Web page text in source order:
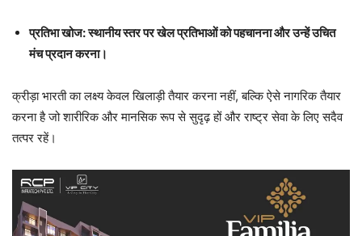
प्रतिभा खोज: स्थानीय स्तर पर खेल प्रतिभाओं को पहचानना और उन्हें उचित
मंच प्रदान करना।
क्रीड़ा भारती का लक्ष्य केवल खिलाड़ी तैयार करना नहीं, बल्कि ऐसे नागरिक तैयार
करना है जो शारीरिक और मानसिक रूप से सुदृढ़ हों और राष्ट्र सेवा के लिए सदैव
तत्पर रहें।